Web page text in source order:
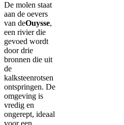
De molen staat
aan de oevers
van deOuysse,
een rivier die
gevoed wordt
door drie
bronnen die uit
de
kalksteenrotsen
ontspringen. De
omgeving is
vredig en
ongerept, ideaal